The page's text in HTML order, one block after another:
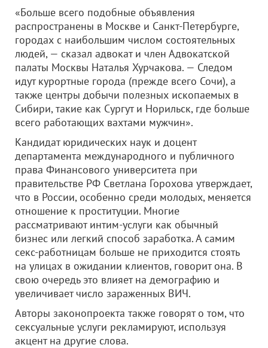
«Больше всего подобные объявления
распространены в Москве и Санкт-Петербурге,
городах с наибольшим числом состоятельных
людей, — сказал адвокат и член Адвокатской
палаты Москвы Наталья Хурчакова. — Следом
идут курортные города (прежде всего Сочи), а
также центры добычи полезных ископаемых в
Сибири, такие как Сургут и Норильск, где больше
всего работающих вахтами мужчин».
Кандидат юридических наук и доцент
департамента международного и публичного
права Финансового университета при
правительстве РФ Светлана Горохова утверждает,
что в России, особенно среди молодых, меняется
отношение к проституции. Многие
рассматривают интим-услуги как обычный
бизнес или легкий способ заработка. А самим
секс-работницам больше не приходится стоять
на улицах в ожидании клиентов, говорит она. В
свою очередь это влияет на демографию и
увеличивает число зараженных ВИЧ.
Авторы законопроекта также говорят о том, что
сексуальные услуги рекламируют, используя
акцент на другие слова.